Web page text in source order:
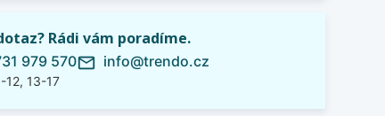
Rádi vám poradíme.
979 570
12, 13-17
mail_outline info@trendo.cz